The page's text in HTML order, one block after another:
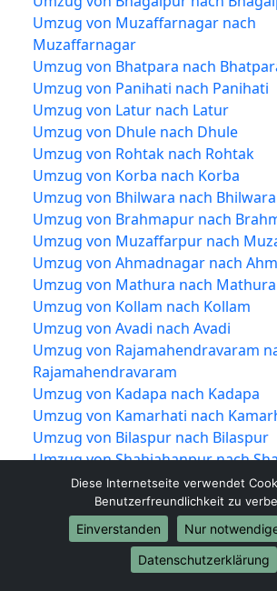
Umzug von Muzaffarnagar nach
Muzaffarnagar
Umzug von Bhatpara nach
Umzug von Panihati nach Panihati
Umzug von Latur nach Latur
Umzug von Dhule nach Dhule
Umzug von Rohtak nach Rohtak
Umzug von Korba nach Korba
Umzug von Bhilwara nach Bhilwara
Umzug von Brahmapur nach
Umzug von Muzaffarpur nach
Umzug von Ahmadnagar nach
Umzug von Mathura nach Mathura
Umzug von Kollam nach Kollam
Umzug von Avadi nach Avadi
Umzug von Rajamahendravaram
Rajamahendravaram
Umzug von Kadapa nach Kadapa
Umzug von Kamarhati nach
Umzug von Bilaspur nach Bilaspur
Umzug von Shahjahanpur nach
Umzug von Vijayapura nach
Umzug von Rampur nach Rampur
Umzug von Shivamogga nach
Umzug von Chandrapur nach
Umzug von Junagadh nach Junagadh
Diese Internetseite verwendet
Benutzerfreundlichkeit zu
Einverstanden
Nur
Datenschutzerklärung